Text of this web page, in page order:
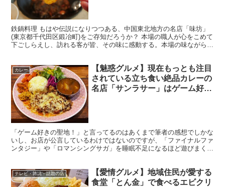
鉄鍋料理 もはや伝説になりつつある、中国東北地方の名店「味坊」
(東京都千代田区鍛冶町)をご存知だろうか？ 本場の職人が心をこめて
下ごしらえし、訪れる客が皆、その味に感動する。本場の味ながら、
カレー
【魅惑グルメ】現在もっとも注目
されている立ち食い絶品カレーの
名店「サンラサー」はゲーム好き
「ゲーム好きの聖地！」と言ってるのはあくまで筆者の感想でしかな
いし、お店が公言しているわけではないのですが、「ファイナルファ
ンタジー」や「ロマンシングサガ」を睡眠不足になるほど遊びまくっ
テレビ・雑誌・話題の店
【愛情グルメ】地域住民が愛する
食堂「とん金」で食べるエビクリ